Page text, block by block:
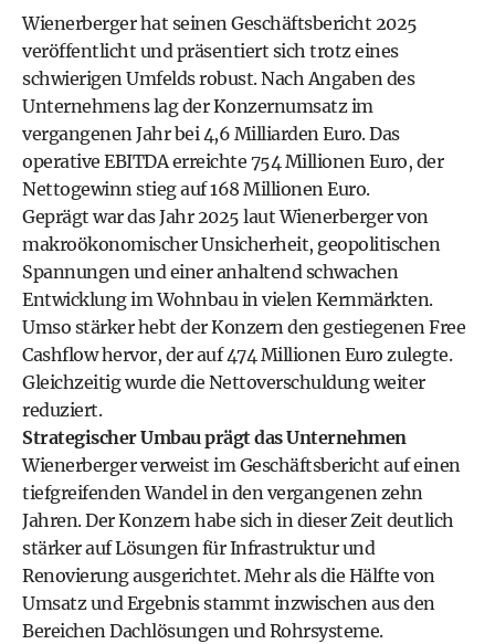
Wienerberger hat seinen Geschäftsbericht 2025
veröffentlicht und präsentiert sich trotz eines
schwierigen Umfelds robust. Nach Angaben des
Unternehmens lag der Konzernumsatz im
vergangenen Jahr bei 4,6 Milliarden Euro. Das
operative EBITDA erreichte 754 Millionen Euro, der
Nettogewinn stieg auf 168 Millionen Euro.
Geprägt war das Jahr 2025 laut Wienerberger von
makroökonomischer Unsicherheit, geopolitischen
Spannungen und einer anhaltend schwachen
Entwicklung im Wohnbau in vielen Kernmärkten.
Umso stärker hebt der Konzern den gestiegenen Free
Cashflow hervor, der auf 474 Millionen Euro zulegte.
Gleichzeitig wurde die Nettoverschuldung weiter
reduziert.
Strategischer Umbau prägt das Unternehmen
Wienerberger verweist im Geschäftsbericht auf einen
tiefgreifenden Wandel in den vergangenen zehn
Jahren. Der Konzern habe sich in dieser Zeit deutlich
stärker auf Lösungen für Infrastruktur und
Renovierung ausgerichtet. Mehr als die Hälfte von
Umsatz und Ergebnis stammt inzwischen aus den
Bereichen Dachlösungen und Rohrsysteme.